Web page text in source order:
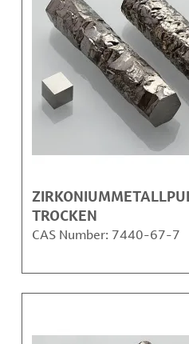
TROCKEN
CAS Number: 7440-67-7